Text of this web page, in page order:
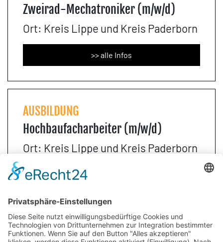
Zweirad-Mechatroniker (m/w/d)
Ort: Kreis Lippe und Kreis Paderborn
>> alle Infos
AUSBILDUNG
Hochbaufacharbeiter (m/w/d)
Ort: Kreis Lippe und Kreis Paderborn
Über uns
Infos für Eltern